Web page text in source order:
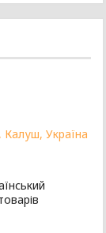
Калуш, Україна